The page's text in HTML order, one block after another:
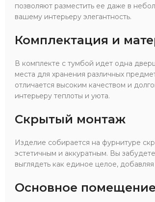
позволяют разместить ее даже в
вашему интерьеру элегантность.
Комплектация и
В комплекте с тумбой идет одна
места для хранения различных
отличается высоким качеством и
интерьеру теплоты и уюта.
Скрытый монтаж
Изделие собирается на фурнитуре
эстетичным и аккуратным. Вы
выглядеть как единое целое,
Основное помещение